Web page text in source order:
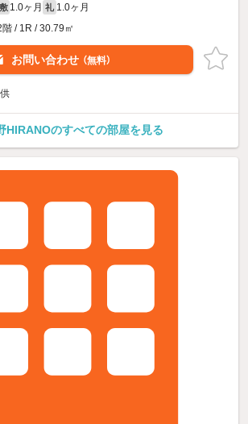
敷 1.0ヶ月 礼 1.0ヶ月
階 / 1R / 30.79㎡
お問い合わせ （無料）
HIRANOのすべての部屋を見る